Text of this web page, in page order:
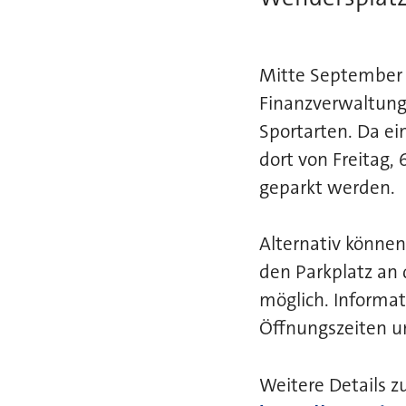
Mitte
Sportarten. Da
dort von Freitag,
geparkt werden.
Alternativ
den Parkplatz
möglich.
Öffnungszeiten
Weitere Details